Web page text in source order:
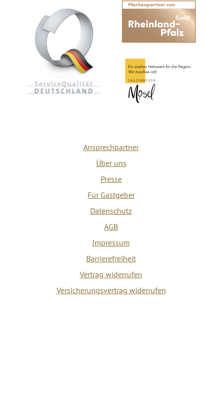
Ansprechpartner
Über uns
Presse
Für Gastgeber
Datenschutz
AGB
Impressum
Barrierefreiheit
Vertrag widerrufen
Versicherungsvertrag widerrufen